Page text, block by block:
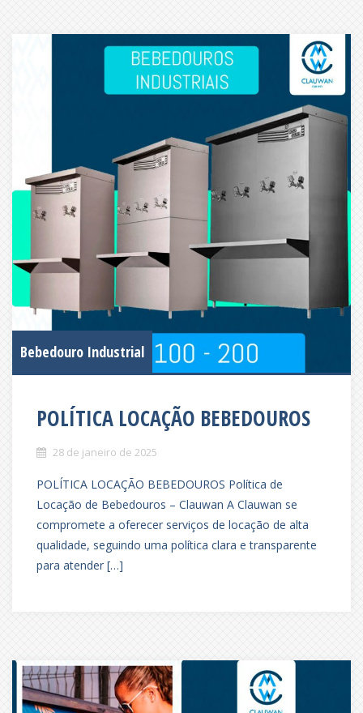
Bebedouro Industrial
POLÍTICA LOCAÇÃO BEBEDOUROS
28 de janeiro de 2025
POLÍTICA LOCAÇÃO BEBEDOUROS Política de
Locação de Bebedouros – Clauwan A Clauwan se
compromete a oferecer serviços de locação de alta
qualidade, seguindo uma política clara e transparente
para atender […]